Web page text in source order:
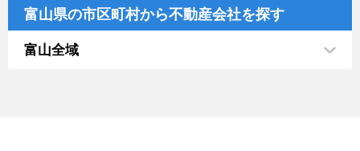
富山県の市区町村から不動産会社を探す
富山全域